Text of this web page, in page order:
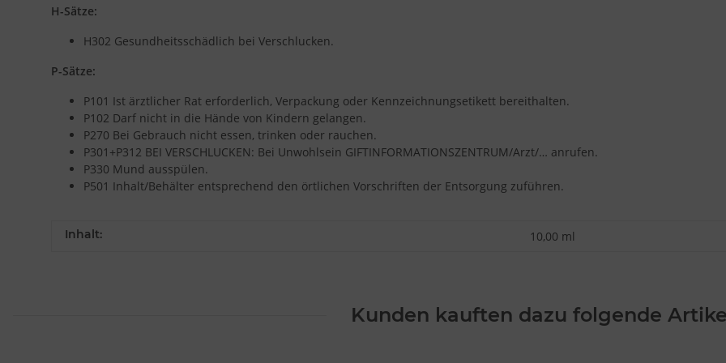
H-Sätze:
H302 Gesundheitsschädlich bei Verschlucken.
P-Sätze:
P101 Ist ärztlicher Rat erforderlich, Verpackung oder Kennzeichnungsetikett bereithalten.
P102 Darf nicht in die Hände von Kindern gelangen.
P270 Bei Gebrauch nicht essen, trinken oder rauchen.
P301+P312 BEI VERSCHLUCKEN: Bei Unwohlsein GIFTINFORMATIONSZENTRUM/Arzt/… anrufen.
P330 Mund ausspülen.
P501 Inhalt/Behälter entsprechend den örtlichen Vorschriften der Entsorgung zuführen.
Inhalt: 10,00 ml
Kunden kauften dazu folgende